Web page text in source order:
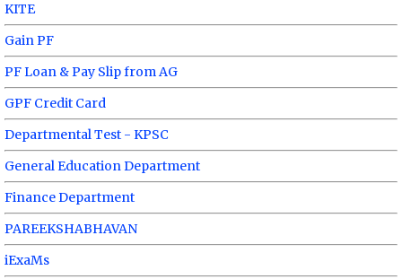
KITE
Gain PF
PF Loan & Pay Slip from AG
GPF Credit Card
Departmental Test - KPSC
General Education Department
Finance Department
PAREEKSHABHAVAN
iExaMs